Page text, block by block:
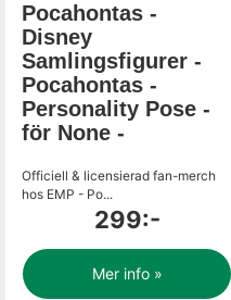
Pocahontas -
Disney
Samlingsfigurer -
Pocahontas -
Personality Pose -
för None -
Officiell & licensierad fan-merch
hos EMP - Po...
299:-
Mer info »